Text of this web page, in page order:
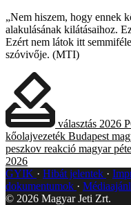
„Nem hiszem, hogy ennek
alakulásának kilátásaihoz.
Ezért nem látok itt
szóvivője. (MTI)
választás 2026
kőolajvezeték Budapest
peszkov reakció magyar
2026
GYIK
Hibát jelentek
dokumentumok
© 2026 Magyar Jeti Zrt.